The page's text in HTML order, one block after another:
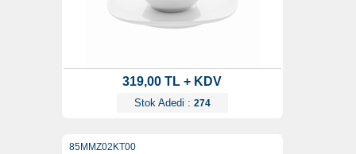
319,00 TL + KDV
Stok Adedi : 274
85MMZ02KT00